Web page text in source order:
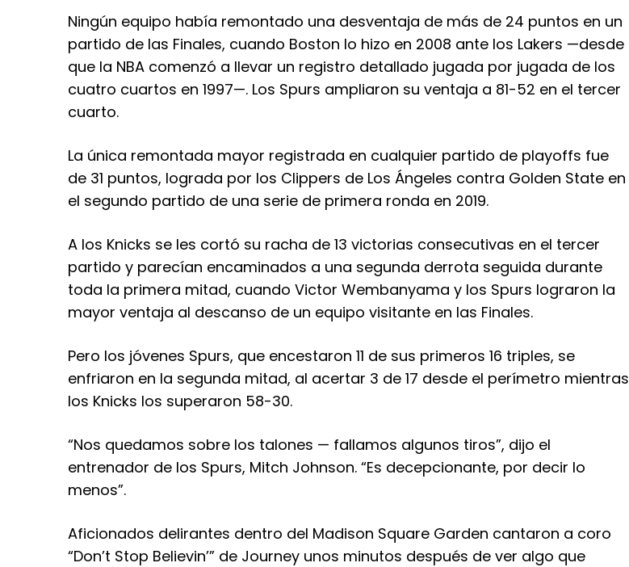
Ningún equipo había remontado una desventaja de más de 24 puntos en un
partido de las Finales, cuando Boston lo hizo en 2008 ante los Lakers —desde
que la NBA comenzó a llevar un registro detallado jugada por jugada de los
cuatro cuartos en 1997—. Los Spurs ampliaron su ventaja a 81-52 en el tercer
cuarto.
La única remontada mayor registrada en cualquier partido de playoffs fue
de 31 puntos, lograda por los Clippers de Los Ángeles contra Golden State en
el segundo partido de una serie de primera ronda en 2019.
A los Knicks se les cortó su racha de 13 victorias consecutivas en el tercer
partido y parecían encaminados a una segunda derrota seguida durante
toda la primera mitad, cuando Victor Wembanyama y los Spurs lograron la
mayor ventaja al descanso de un equipo visitante en las Finales.
Pero los jóvenes Spurs, que encestaron 11 de sus primeros 16 triples, se
enfriaron en la segunda mitad, al acertar 3 de 17 desde el perímetro mientras
los Knicks los superaron 58-30.
“Nos quedamos sobre los talones — fallamos algunos tiros”, dijo el
entrenador de los Spurs, Mitch Johnson. “Es decepcionante, por decir lo
menos”.
Aficionados delirantes dentro del Madison Square Garden cantaron a coro
“Don’t Stop Believin’” de Journey unos minutos después de ver algo que